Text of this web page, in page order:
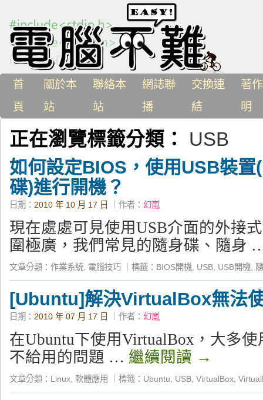
首
頁
關於本
站
聯絡本
站
網誌聯
播
交換連
結
著
明
正在瀏覽標籤分類： USB
如何設定BIOS，使用USB裝置
碟)進行開機？
日期： 2010 年 10 月 17 日 ｜作者： 幻嵐
現在處處可見使用USB介面的外接
圍極廣，我們常見的隨身碟、隨身
文章分類： 作業系統 電腦技巧 標籤： BIOS開機 USB USB開機
[Ubuntu]解決VirtualBox無法
日期： 2010 年 07 月 17 日 ｜作者： 幻嵐
在Ubuntu下使用VirtualBox，大多
不給用的問題 … 繼續閱讀 →
文章分類： Linux 軟體應用 標籤： Ubuntu USB VirtualBox